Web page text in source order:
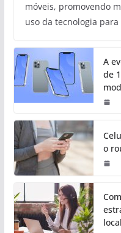
móveis, promovendo
uso da tecnologia
A
de
o